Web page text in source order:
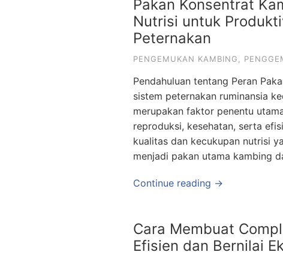
Pakan Konsentrat
Nutrisi untuk
Peternakan
PENGEMUKAN KAMBING
Pendahuluan tentang Peran
sistem peternakan ruminansia
merupakan faktor penentu
reproduksi, kesehatan, serta
kualitas dan kecukupan nutrisi
menjadi pakan utama kambing
Continue reading →
Cara Membuat
Efisien dan Bernilai